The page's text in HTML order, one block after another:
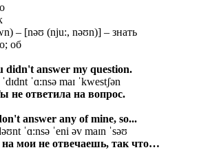
– [nəʊ (nju:, nəʊn)] – знать
об
didn't answer my question.
ˈɑ:nsə maɪ ˈkwestʃən
не ответила на вопрос.
answer any of mine, so...
ˈɑ:nsə ˈeni əv maɪn ˈsəʊ
мои не отвечаешь, так что…